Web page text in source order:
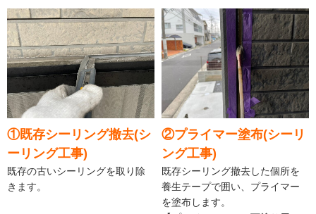
①既存シーリング撤去(シ
ーリング工事)
既存の古いシーリングを取り除
きます。
②プライマー塗布(シーリ
ング工事)
既存シーリング撤去した個所を
養生テープで囲い、プライマー
を塗布します。